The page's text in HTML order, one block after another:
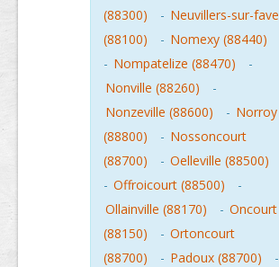
(88300)
- Neuvillers-sur-fave
(88100)
- Nomexy (88440)
- Nompatelize (88470)
-
Nonville (88260)
-
Nonzeville (88600)
- Norroy
(88800)
- Nossoncourt
(88700)
- Oelleville (88500)
- Offroicourt (88500)
-
Ollainville (88170)
- Oncourt
(88150)
- Ortoncourt
(88700)
- Padoux (88700) -